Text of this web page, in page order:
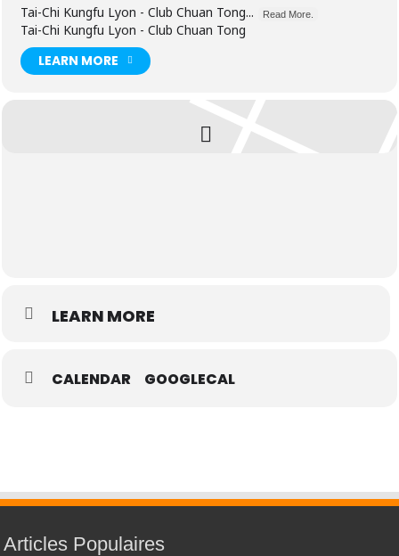
Tai-Chi Kungfu Lyon - Club Chuan Tong... Read More.
Tai-Chi Kungfu Lyon - Club Chuan Tong
LEARN MORE
LEARN MORE
CALENDAR GOOGLECAL
Articles Populaires